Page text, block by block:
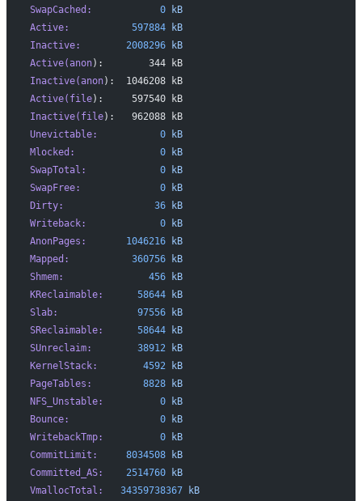
SwapCached:
            0
kB
Active:
           597884
kB
Inactive:
        2008296
kB
Active(anon):        344 kB
Inactive(anon):  1046208 kB
Active(file):     597540 kB
Inactive(file):   962088 kB
Unevictable:
           0
kB
Mlocked:
               0
kB
SwapTotal:
             0
kB
SwapFree:
              0
kB
Dirty:
                36
kB
Writeback:
             0
kB
AnonPages:
       1046216
kB
Mapped:
           360756
kB
Shmem:
               456
kB
KReclaimable:
      58644
kB
Slab:
              97556
kB
SReclaimable:
      58644
kB
SUnreclaim:
        38912
kB
KernelStack:
        4592
kB
PageTables:
         8828
kB
NFS_Unstable:
          0
kB
Bounce:
                0
kB
WritebackTmp:
          0
kB
CommitLimit:
     8034508
kB
Committed_AS:
    2514760
kB
VmallocTotal:
   34359738367
kB